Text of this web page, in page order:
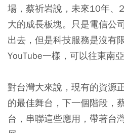
場，蔡祈岩說，未來10年、
大的成長板塊。只是電信公
出去，但是科技服務是沒有
YouTube一樣，可以往東南
對台灣大來說，現有的資源
的最佳舞台，下一個階段，
台，串聯這些應用，帶著台